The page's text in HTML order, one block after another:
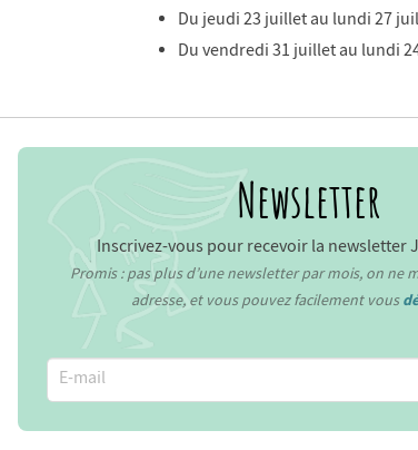
Du jeudi 23 juillet au lundi 27
Du vendredi 31 juillet au lundi
Newsletter
Inscrivez-vous pour recevoir la newsletter
Promis : pas plus d’une newsletter par mois, on ne
adresse, et vous pouvez facilement vous